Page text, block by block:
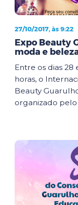
27/10/2017, às 9:22
Expo Beauty
moda e
Entre os dias 28
horas, o
Beauty
organizado pelo